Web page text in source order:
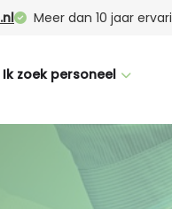
Meer dan 10 jaar
Ik zoek personeel
Voor werkgevers
Werving & selectie
Laten werven (RPO)